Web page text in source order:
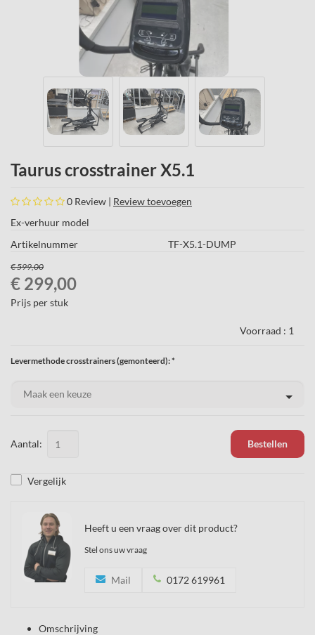
Taurus crosstrainer X5.1
0 Review | Review toevoegen
Ex-verhuur model
Artikelnummer
TF-X5.1-DUMP
€ 599,00
€ 299,00
Prijs per stuk
Voorraad : 1
Levermethode crosstrainers (gemonteerd): *
Aantal: Bestellen
Vergelijk
Heeft u een vraag over dit product?
Stel ons uw vraag
Mail 0172 619961
Omschrijving